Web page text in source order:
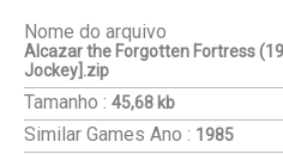
Nome do arquivo
Alcazar the Forgotten Fortress
Jockey].zip
Tamanho : 45,68 kb
Similar Games Ano : 1985